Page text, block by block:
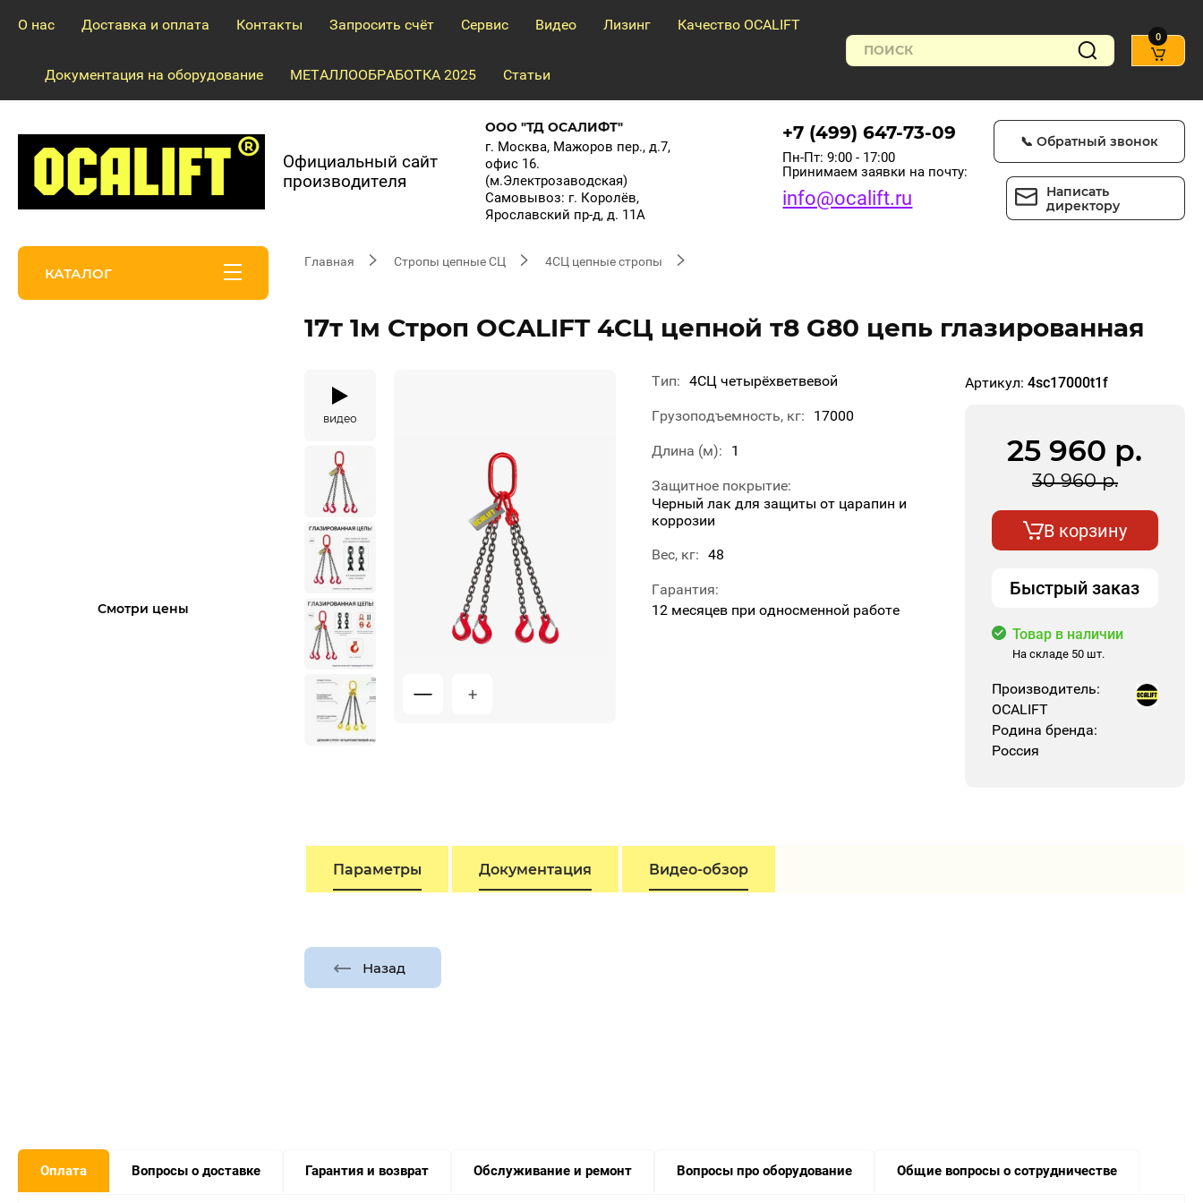
О нас Доставка и оплата Контакты Запросить счёт Сервис Видео Лизинг Качество OCALIFT
Документация на оборудование МЕТАЛЛООБРАБОТКА 2025 Статьи
0
Официальный сайт
производителя
ООО "ТД ОСАЛИФТ"
г. Москва, Мажоров пер., д.7,
офис 16.
(м.Электрозаводская)
Самовывоз: г. Королёв,
Ярославский пр-д, д. 11А
+7 (499) 647-73-09
Пн-Пт: 9:00 - 17:00
Принимаем заявки на почту:
info@ocalift.ru
📞 Обратный звонок
Написать
директору
КАТАЛОГ
Смотри цены
Главная Стропы цепные СЦ 4СЦ цепные стропы
17т 1м Строп OCALIFT 4СЦ цепной т8 G80 цепь глазированная
видео
Тип 4СЦ четырёхветвевой
Грузоподъемность, кг 17000
Длина (м) 1
Защитное покрытие
Черный лак для защиты от царапин и
коррозии
Вес, кг 48
Гарантия
12 месяцев при односменной работе
Артикул: 4sc17000t1f
25 960 р.
30 960 р.
В корзину
Быстрый заказ
Товар в наличии
На складе 50 шт.
Производитель:
OCALIFT
Родина бренда:
Россия
Параметры Документация Видео-обзор
Назад
Оплата Вопросы о доставке Гарантия и возврат Обслуживание и ремонт Вопросы про оборудование Общие вопросы о сотрудничестве